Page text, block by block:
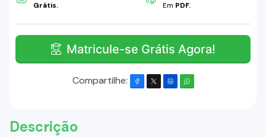
Grátis. Em PDF.
Matricule-se Grátis Agora!
Compartilhe:
Descrição